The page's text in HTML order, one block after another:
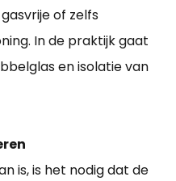
of zelfs
In de praktijk gaat
en isolatie van
is, is het nodig dat de